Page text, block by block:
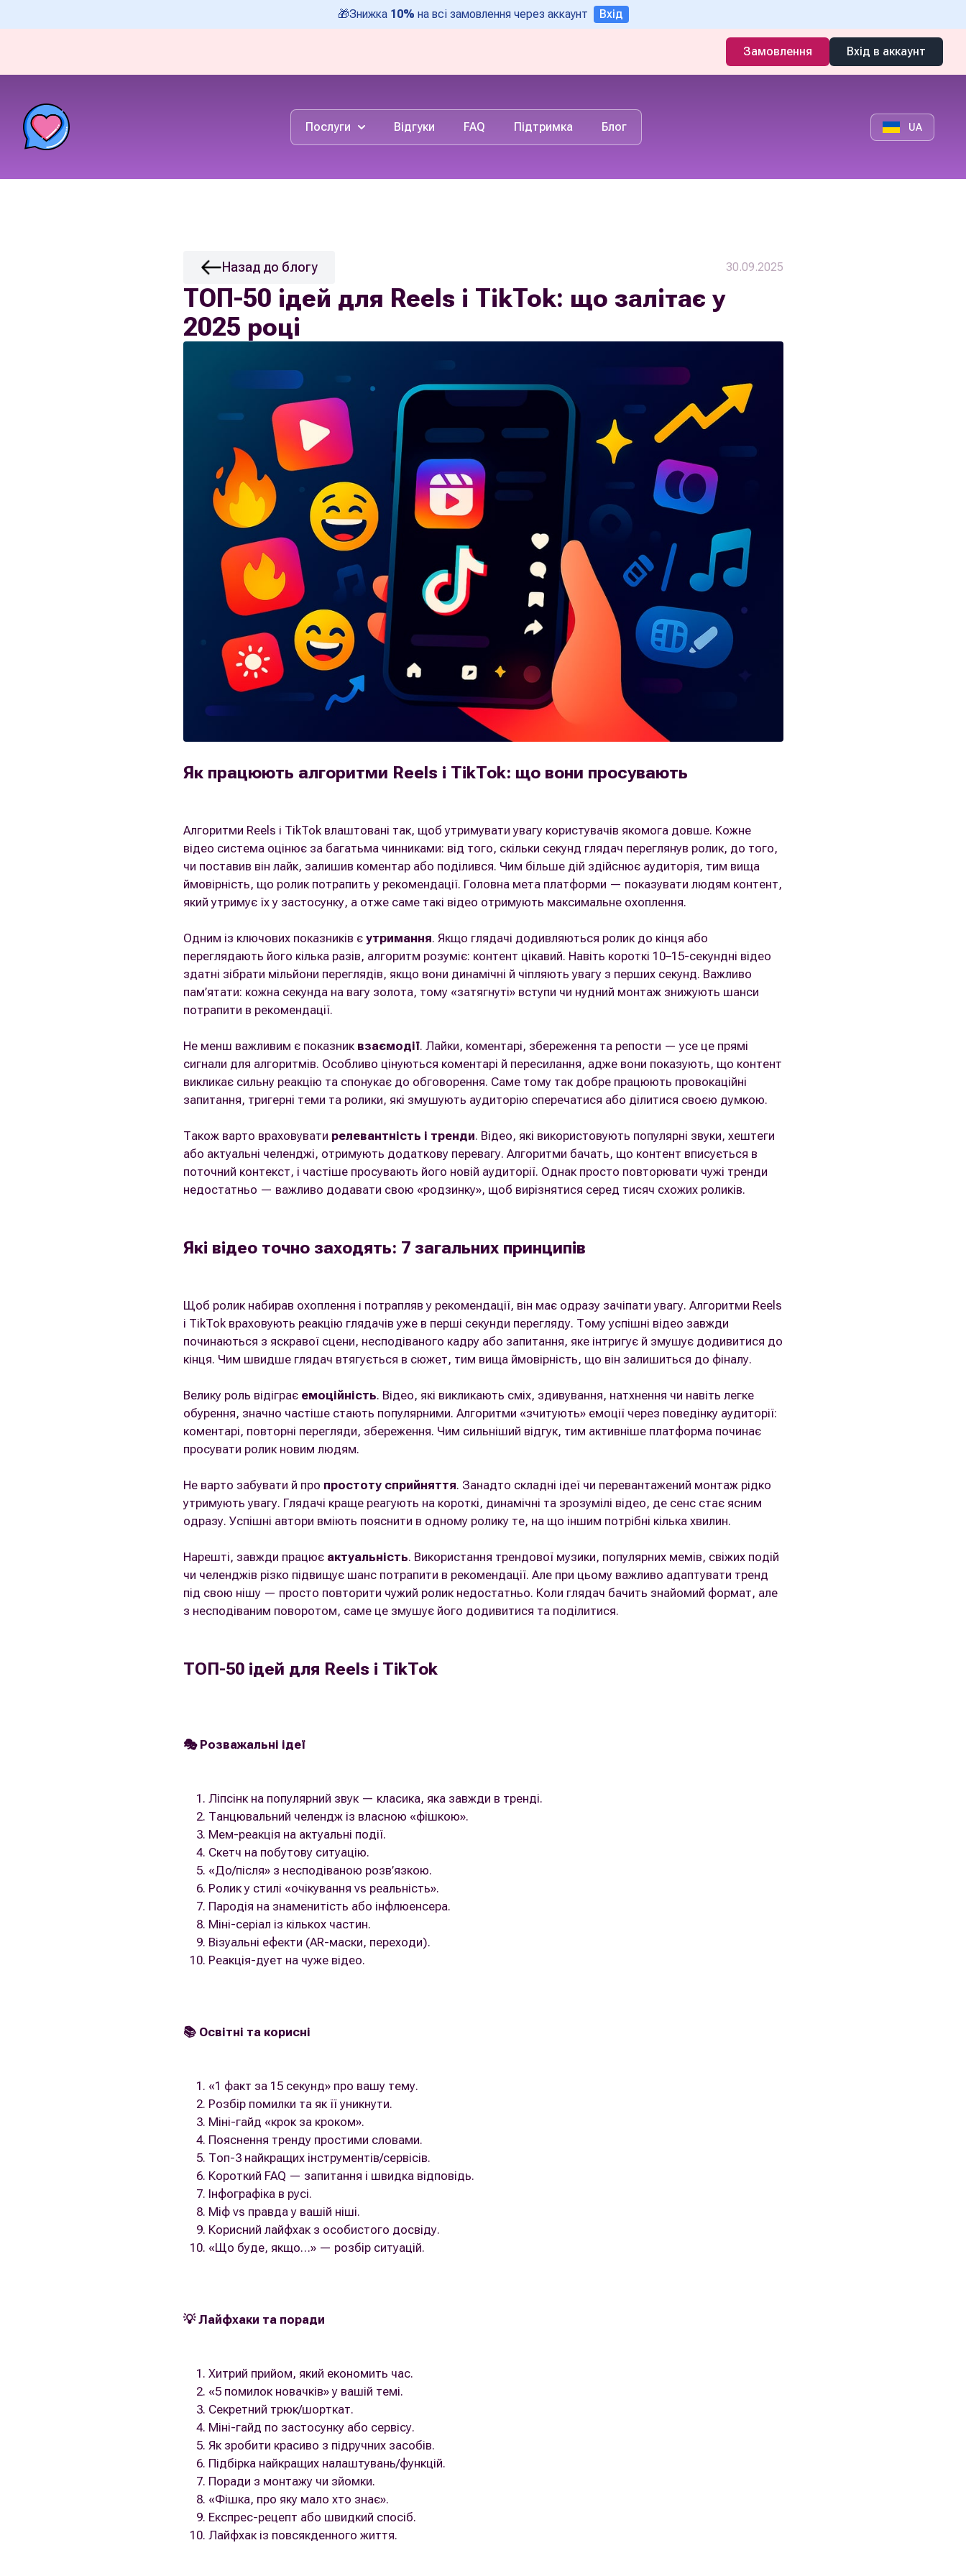
🎁Знижка 10% на всі замовлення через аккаунт Вхід
Замовлення Вхід в аккаунт
Послуги Відгуки FAQ Підтримка Блог UA
Назад до блогу 30.09.2025
ТОП-50 ідей для Reels і TikTok: що залітає у
2025 році
Як працюють алгоритми Reels і TikTok: що вони просувають
Алгоритми Reels і TikTok влаштовані так, щоб утримувати увагу користувачів якомога довше. Кожне
відео система оцінює за багатьма чинниками: від того, скільки секунд глядач переглянув ролик, до того,
чи поставив він лайк, залишив коментар або поділився. Чим більше дій здійснює аудиторія, тим вища
ймовірність, що ролик потрапить у рекомендації. Головна мета платформи — показувати людям контент,
який утримує їх у застосунку, а отже саме такі відео отримують максимальне охоплення.
Одним із ключових показників є утримання. Якщо глядачі додивляються ролик до кінця або
переглядають його кілька разів, алгоритм розуміє: контент цікавий. Навіть короткі 10–15-секундні відео
здатні зібрати мільйони переглядів, якщо вони динамічні й чіпляють увагу з перших секунд. Важливо
пам’ятати: кожна секунда на вагу золота, тому «затягнуті» вступи чи нудний монтаж знижують шанси
потрапити в рекомендації.
Не менш важливим є показник взаємодії. Лайки, коментарі, збереження та репости — усе це прямі
сигнали для алгоритмів. Особливо цінуються коментарі й пересилання, адже вони показують, що контент
викликає сильну реакцію та спонукає до обговорення. Саме тому так добре працюють провокаційні
запитання, тригерні теми та ролики, які змушують аудиторію сперечатися або ділитися своєю думкою.
Також варто враховувати релевантність і тренди. Відео, які використовують популярні звуки, хештеги
або актуальні челенджі, отримують додаткову перевагу. Алгоритми бачать, що контент вписується в
поточний контекст, і частіше просувають його новій аудиторії. Однак просто повторювати чужі тренди
недостатньо — важливо додавати свою «родзинку», щоб вирізнятися серед тисяч схожих роликів.
Які відео точно заходять: 7 загальних принципів
Щоб ролик набирав охоплення і потрапляв у рекомендації, він має одразу зачіпати увагу. Алгоритми Reels
і TikTok враховують реакцію глядачів уже в перші секунди перегляду. Тому успішні відео завжди
починаються з яскравої сцени, несподіваного кадру або запитання, яке інтригує й змушує додивитися до
кінця. Чим швидше глядач втягується в сюжет, тим вища ймовірність, що він залишиться до фіналу.
Велику роль відіграє емоційність. Відео, які викликають сміх, здивування, натхнення чи навіть легке
обурення, значно частіше стають популярними. Алгоритми «зчитують» емоції через поведінку аудиторії:
коментарі, повторні перегляди, збереження. Чим сильніший відгук, тим активніше платформа починає
просувати ролик новим людям.
Не варто забувати й про простоту сприйняття. Занадто складні ідеї чи перевантажений монтаж рідко
утримують увагу. Глядачі краще реагують на короткі, динамічні та зрозумілі відео, де сенс стає ясним
одразу. Успішні автори вміють пояснити в одному ролику те, на що іншим потрібні кілька хвилин.
Нарешті, завжди працює актуальність. Використання трендової музики, популярних мемів, свіжих подій
чи челенджів різко підвищує шанс потрапити в рекомендації. Але при цьому важливо адаптувати тренд
під свою нішу — просто повторити чужий ролик недостатньо. Коли глядач бачить знайомий формат, але
з несподіваним поворотом, саме це змушує його додивитися та поділитися.
ТОП-50 ідей для Reels і TikTok
🎭 Розважальні ідеї
Ліпсінк на популярний звук — класика, яка завжди в тренді.
Танцювальний челендж із власною «фішкою».
Мем-реакція на актуальні події.
Скетч на побутову ситуацію.
«До/після» з несподіваною розв’язкою.
Ролик у стилі «очікування vs реальність».
Пародія на знаменитість або інфлюенсера.
Міні-серіал із кількох частин.
Візуальні ефекти (AR-маски, переходи).
Реакція-дует на чуже відео.
📚 Освітні та корисні
«1 факт за 15 секунд» про вашу тему.
Розбір помилки та як її уникнути.
Міні-гайд «крок за кроком».
Пояснення тренду простими словами.
Топ-3 найкращих інструментів/сервісів.
Короткий FAQ — запитання і швидка відповідь.
Інфографіка в русі.
Міф vs правда у вашій ніші.
Корисний лайфхак з особистого досвіду.
«Що буде, якщо…» — розбір ситуацій.
💡 Лайфхаки та поради
Хитрий прийом, який економить час.
«5 помилок новачків» у вашій темі.
Секретний трюк/шорткат.
Міні-гайд по застосунку або сервісу.
Як зробити красиво з підручних засобів.
Підбірка найкращих налаштувань/функцій.
Поради з монтажу чи зйомки.
«Фішка, про яку мало хто знає».
Експрес-рецепт або швидкий спосіб.
Лайфхак із повсякденного життя.